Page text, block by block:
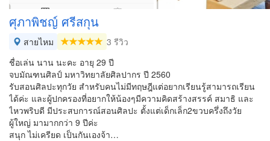
ศุภาพิชญ์ ศรีสกุน
สายไหม
3 รีวิว
ชื่อเล่น นาน นะคะ อายุ 29 ปี
จบมัณฑนศิลป์ มหาวิทยาลัยศิลปากร ปี 2560
รับสอนศิลปะทุกวัย สำหรับคนไม่มีทฤษฎีแต่อยากเรียนรู้สามารถเรียน
ได้ค่ะ และผู้ปกครองที่อยากให้น้องๆมีความคิดสร้างสรรค์ สมาธิ และ
ไหวพริบดี มีประสบการณ์สอนศิลปะ ตั้งแต่เด็กเล็ก2ขวบครึ่งถึงวัย
ผู้ใหญ่ มามากกว่า 9 ปีค่ะ
สนุก ไม่เครียด เป็นกันเองจ้า…